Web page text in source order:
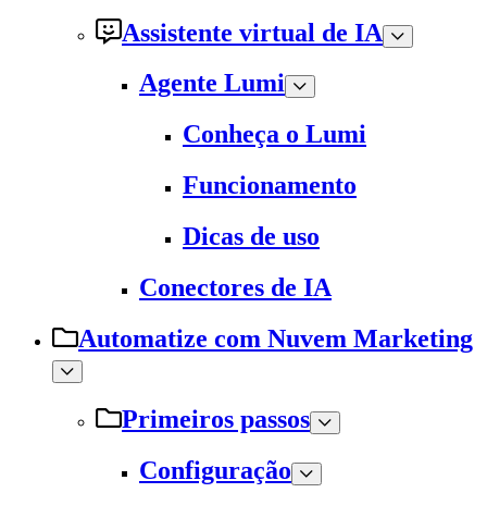
Assistente virtual de IA
Agente Lumi
Conheça o Lumi
Funcionamento
Dicas de uso
Conectores de IA
Automatize com Nuvem Marketing
Primeiros passos
Configuração